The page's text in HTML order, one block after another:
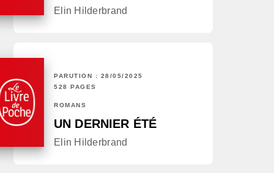
Elin Hilderbrand
PARUTION : 28/05/2025
528 PAGES
ROMANS
UN DERNIER ÉTÉ
Elin Hilderbrand